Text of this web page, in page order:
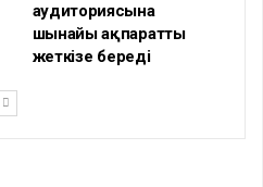
аудиториясына
шынайы ақпаратты
жеткізе береді